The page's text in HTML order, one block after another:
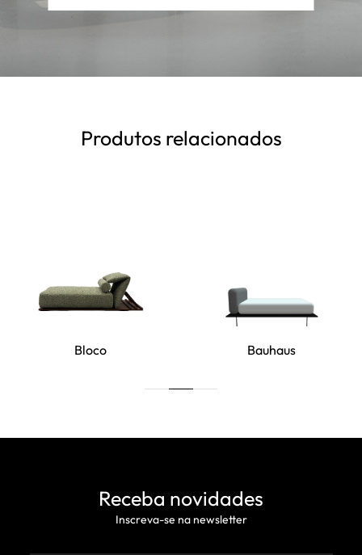
Produtos relacionados
Bloco Bauhaus
Receba novidades
Inscreva-se na newsletter